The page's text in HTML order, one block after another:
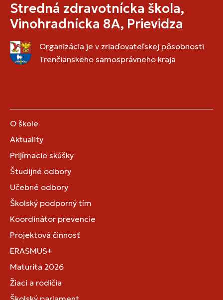
Stredná zdravotnícka škola,
Vinohradnícka 8A, Prievidza
Organizácia je v zriaďovateľskej pôsobnosti
Trenčianskeho samosprávneho kraja
O škole
Aktuality
Prijímacie skúšky
Študijné odbory
Učebné odbory
Školský podporný tím
Koordinátor prevencie
Projektová činnosť
ERASMUS+
Maturita 2026
Žiaci a rodičia